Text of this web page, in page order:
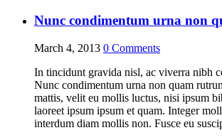
Nunc condimentum urna non
March 4, 2013 0 Comments
In tincidunt gravida nisl, ac viverra nibh
Nunc condimentum urna non quam
mattis, velit eu mollis luctus, nisi ipsum
laoreet ipsum ipsum et quam. Integer
interdum diam mollis non. Fusce eu